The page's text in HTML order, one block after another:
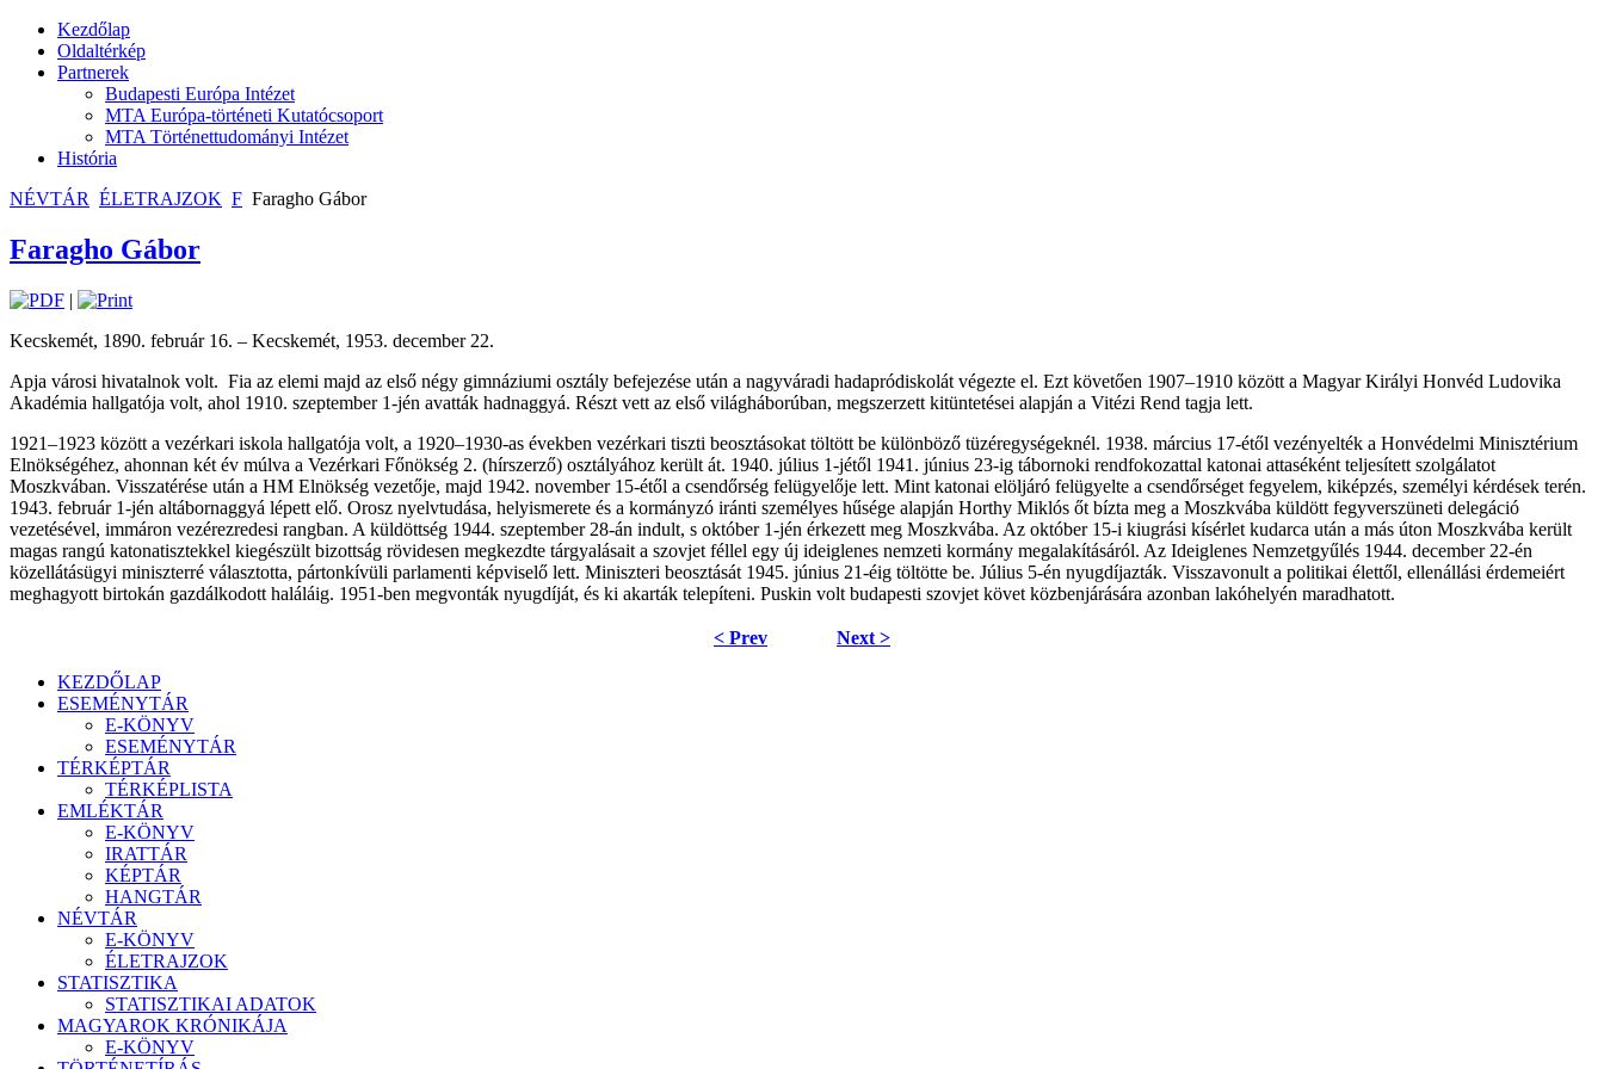
Kezdőlap
Oldaltérkép
Partnerek
Budapesti Európa Intézet
MTA Európa-történeti Kutatócsoport
MTA Történettudományi Intézet
História
NÉVTÁR ÉLETRAJZOK F Faragho Gábor
Faragho Gábor
|
Kecskemét, 1890. február 16. – Kecskemét, 1953. december 22.
Apja városi hivatalnok volt. Fia az elemi majd az első négy gimnáziumi osztály befejezése után a nagyváradi hadapródiskolát végezte el. Ezt követően 1907–1910 között a Magyar Királyi Honvéd Ludovika
Akadémia hallgatója volt, ahol 1910. szeptember 1-jén avatták hadnaggyá. Részt vett az első világháborúban, megszerzett kitüntetései alapján a Vitézi Rend tagja lett.
1921–1923 között a vezérkari iskola hallgatója volt, a 1920–1930-as években vezérkari tiszti beosztásokat töltött be különböző tüzéregységeknél. 1938. március 17-étől vezényelték a Honvédelmi Minisztérium
Elnökségéhez, ahonnan két év múlva a Vezérkari Főnökség 2. (hírszerző) osztályához került át. 1940. július 1-jétől 1941. június 23-ig tábornoki rendfokozattal katonai attaséként teljesített szolgálatot
Moszkvában. Visszatérése után a HM Elnökség vezetője, majd 1942. november 15-étől a csendőrség felügyelője lett. Mint katonai elöljáró felügyelte a csendőrséget fegyelem, kiképzés, személyi kérdések terén.
1943. február 1-jén altábornaggyá lépett elő. Orosz nyelvtudása, helyismerete és a kormányzó iránti személyes hűsége alapján Horthy Miklós őt bízta meg a Moszkvába küldött fegyverszüneti delegáció
vezetésével, immáron vezérezredesi rangban. A küldöttség 1944. szeptember 28-án indult, s október 1-jén érkezett meg Moszkvába. Az október 15-i kiugrási kísérlet kudarca után a más úton Moszkvába került
magas rangú katonatisztekkel kiegészült bizottság rövidesen megkezdte tárgyalásait a szovjet féllel egy új ideiglenes nemzeti kormány megalakításáról. Az Ideiglenes Nemzetgyűlés 1944. december 22-én
közellátásügyi miniszterré választotta, pártonkívüli parlamenti képviselő lett. Miniszteri beosztását 1945. június 21-éig töltötte be. Július 5-én nyugdíjazták. Visszavonult a politikai élettől, ellenállási érdemeiért
meghagyott birtokán gazdálkodott haláláig. 1951-ben megvonták nyugdíját, és ki akarták telepíteni. Puskin volt budapesti szovjet követ közbenjárására azonban lakóhelyén maradhatott.
< Prev Next >
KEZDŐLAP
ESEMÉNYTÁR
E-KÖNYV
ESEMÉNYTÁR
TÉRKÉPTÁR
TÉRKÉPLISTA
EMLÉKTÁR
E-KÖNYV
IRATTÁR
KÉPTÁR
HANGTÁR
NÉVTÁR
E-KÖNYV
ÉLETRAJZOK
STATISZTIKA
STATISZTIKAI ADATOK
MAGYAROK KRÓNIKÁJA
E-KÖNYV